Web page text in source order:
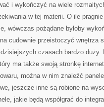
i wykończyć na wiele
w tej materii. O ile
wówczas pożądane byłoby
cudownie przeistoczyć wnętrza
czasach bardzo duży.
ma także swoją stronkę
można w nim znaleźć
jeszcze inne są robione na
jakie będą współgrać do